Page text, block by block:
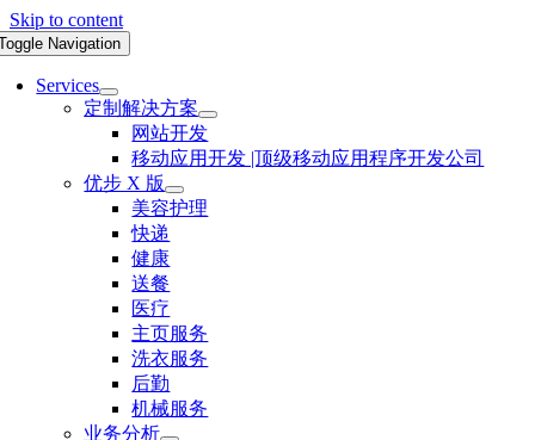
Skip to content
Navigation
Services
定制解决方案
网站开发
移动应用开发 |顶级移动应用程序开发公司
优步 X 版
美容护理
快递
健康
送餐
医疗
主页服务
洗衣服务
后勤
机械服务
业务分析